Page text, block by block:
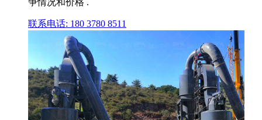
争情况和价格 .
联系电话: 180 3780 8511